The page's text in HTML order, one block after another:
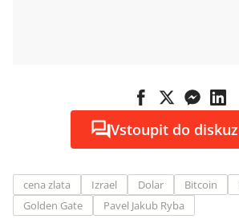
Vstoupit do
cena zlata Izrael Dolar Bitcoin
Golden Gate
Pavel Jakub Ryba